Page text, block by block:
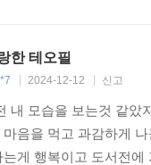
한 테오필
2024-12-12 신고
내 모습을 보는것 같았
음을 먹고 과감하게
는게 행복이고 도서전